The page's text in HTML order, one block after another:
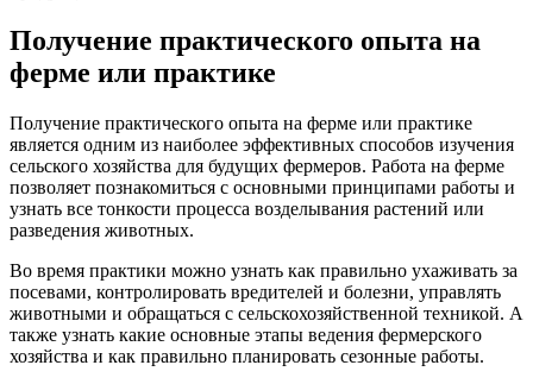
Получение практического опыта на
ферме или практике
Получение практического опыта на ферме или практике
является одним из наиболее эффективных способов изучения
сельского хозяйства для будущих фермеров. Работа на ферме
позволяет познакомиться с основными принципами работы и
узнать все тонкости процесса возделывания растений или
разведения животных.
Во время практики можно узнать как правильно ухаживать за
посевами, контролировать вредителей и болезни, управлять
животными и обращаться с сельскохозяйственной техникой. А
также узнать какие основные этапы ведения фермерского
хозяйства и как правильно планировать сезонные работы.